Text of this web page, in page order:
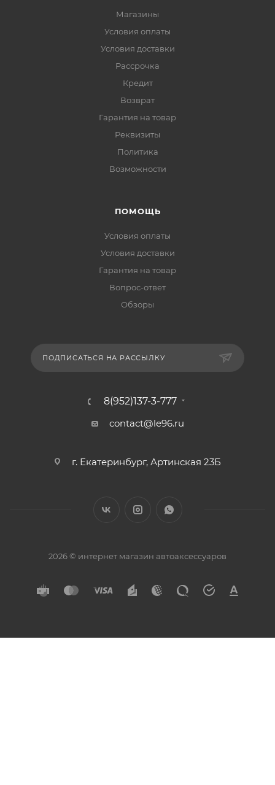
Магазины
Условия оплаты
Условия доставки
Рассрочка
Кредит
Возврат
Гарантия на товар
Реквизиты
Политика
Возможности
ПОМОЩЬ
Условия оплаты
Условия доставки
Гарантия на товар
Вопрос-ответ
Обзоры
ПОДПИСАТЬСЯ НА РАССЫЛКУ
8(952)137-3-777
contact@le96.ru
г. Екатеринбург, Артинская 23Б
2026 © интернет магазин автоаксессуаров